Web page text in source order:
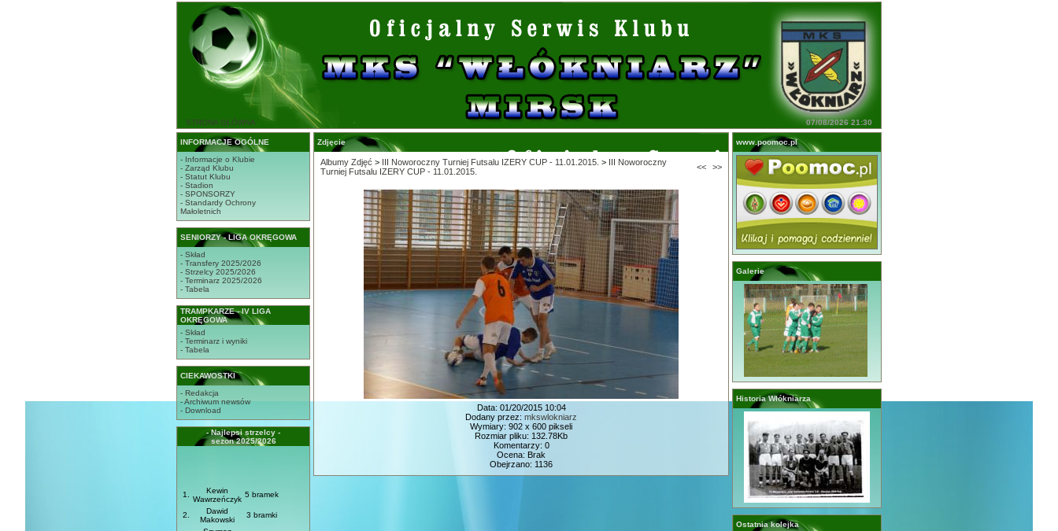
STRONA GŁÓWNA 07/08/2026 21:30
INFORMACJE OGÓLNE
- Informacje o Klubie
- Zarząd Klubu
- Statut Klubu
- Stadion
- SPONSORZY
- Standardy Ochrony
Małoletnich
SENIORZY - LIGA OKRĘGOWA
- Skład
- Transfery 2025/2026
- Strzelcy 2025/2026
- Terminarz 2025/2026
- Tabela
TRAMPKARZE - IV LIGA
OKRĘGOWA
- Skład
- Terminarz i wyniki
- Tabela
CIEKAWOSTKI
- Redakcja
- Archiwum newsów
- Download
- Najlepsi strzelcy -
sezon 2025/2026
1.
Kewin
Wawrzeńczyk
5 bramek
2.
Dawid
Makowski
3 bramki
Zdjęcie
Albumy Zdjęć > III Noworoczny Turniej Futsalu IZERY CUP - 11.01.2015. > III Noworoczny
Turniej Futsalu IZERY CUP - 11.01.2015.
<< >>
Data: 01/20/2015 10:04
Dodany przez: mkswlokniarz
Wymiary: 902 x 600 pikseli
Rozmiar pliku: 132.78Kb
Komentarzy: 0
Ocena: Brak
Obejrzano: 1136
www.poomoc.pl
Galerie
Historia Włókniarza
Ostatnia kolejka